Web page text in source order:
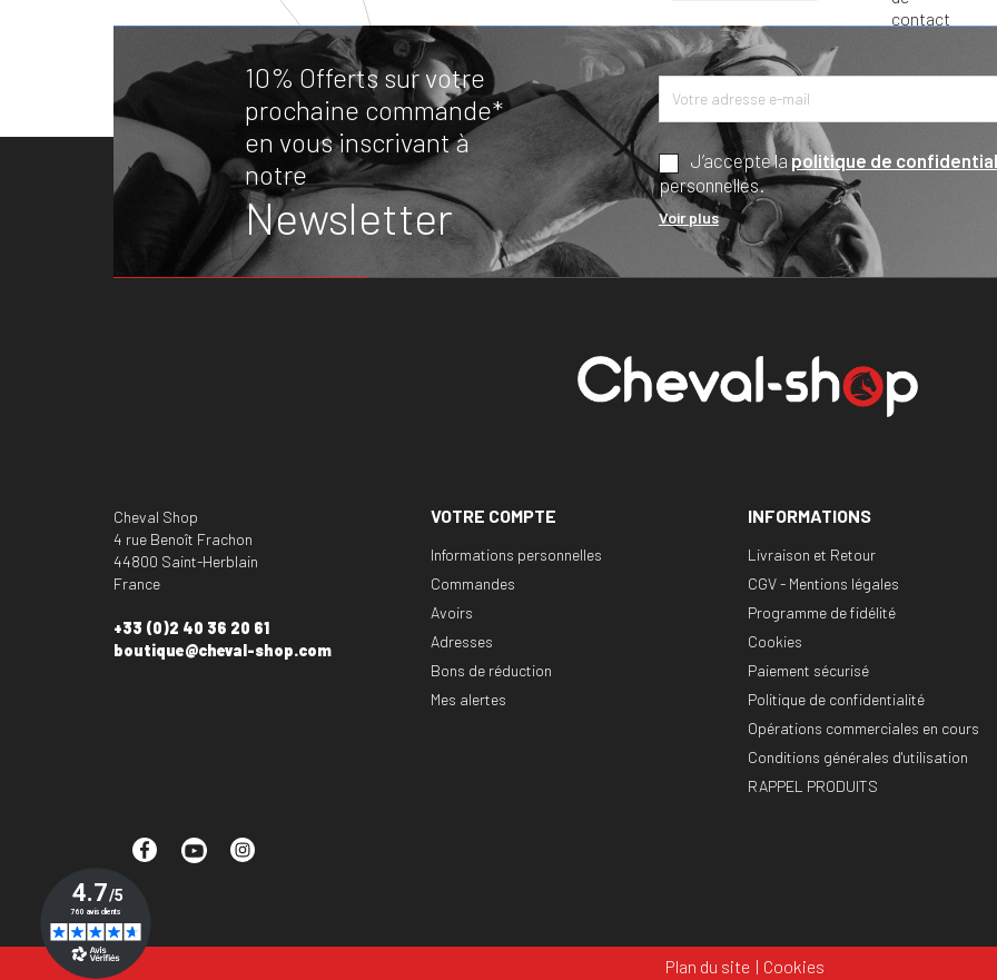
10% Offerts sur votre
prochaine commande*
en vous inscrivant à
notre
Newsletter
J’accepte la politique de
personnelles.
Voir plus
Cheval Shop
4 rue Benoît Frachon
44800 Saint-Herblain
France
+33 (0)2 40 36 20 61
boutique@cheval-shop.com
VOTRE COMPTE
Informations personnelles
Commandes
Avoirs
Adresses
Bons de réduction
Mes alertes
INFORMATIONS
Livraison et Retour
CGV - Mentions légales
Programme de fidélité
Cookies
Paiement sécurisé
Politique de confidentialité
Opérations commerciales en cours
Conditions générales d'utilisation
RAPPEL PRODUITS
FacebookYouTube
Plan du site Cookies